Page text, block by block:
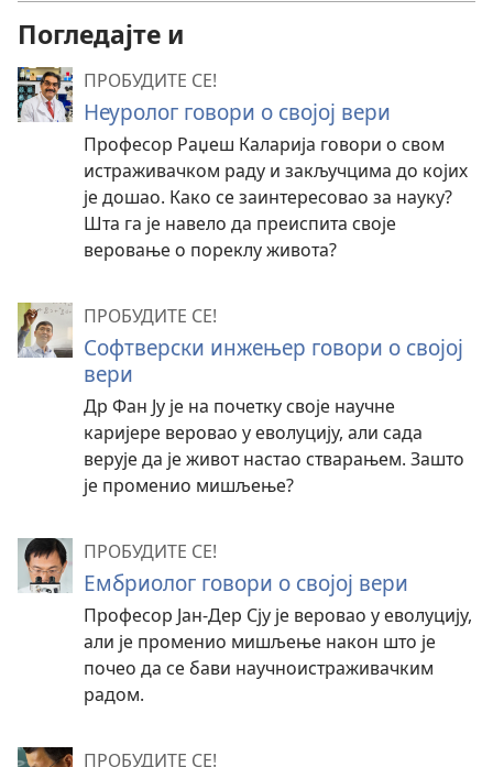
Погледајте и
ПРОБУДИТЕ СЕ!
Неуролог говори о својој вери
Професор Раџеш Каларија говори о свом
истраживачком раду и закључцима до којих
је дошао. Како се заинтересовао за науку?
Шта га је навело да преиспита своје
веровање о пореклу живота?
ПРОБУДИТЕ СЕ!
Софтверски инжењер говори о својој
вери
Др Фан Ју је на почетку своје научне
каријере веровао у еволуцију, али сада
верује да је живот настао стварањем. Зашто
је променио мишљење?
ПРОБУДИТЕ СЕ!
Ембриолог говори о својој вери
Професор Јан-Дер Сју је веровао у еволуцију,
али је променио мишљење након што је
почео да се бави научноистраживачким
радом.
ПРОБУДИТЕ СЕ!